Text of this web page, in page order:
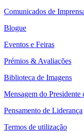
Comunicados de
Blogue
Eventos e Feiras
Prémios & Avaliações
Biblioteca de Imagens
Mensagem do Presidente
Pensamento de Liderança
Termos de utilização